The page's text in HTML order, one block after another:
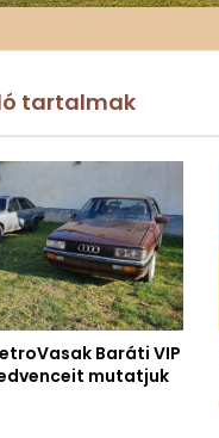
tartalmak
Baráti VIP
mutatjuk